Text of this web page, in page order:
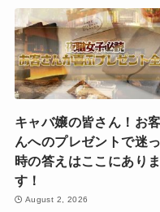
キャバ嬢の皆さん！お
んへのプレゼントで迷
時の答えはここにありま
す！
August 2, 2026